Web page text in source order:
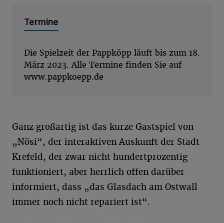
Termine
Die Spielzeit der Pappköpp läuft bis zum 18.
März 2023. Alle Termine finden Sie auf
www.pappkoepp.de
Ganz großartig ist das kurze Gastspiel von
„Nösi“, der interaktiven Auskunft der Stadt
Krefeld, der zwar nicht hundertprozentig
funktioniert, aber herrlich offen darüber
informiert, dass „das Glasdach am Ostwall
immer noch nicht repariert ist“.